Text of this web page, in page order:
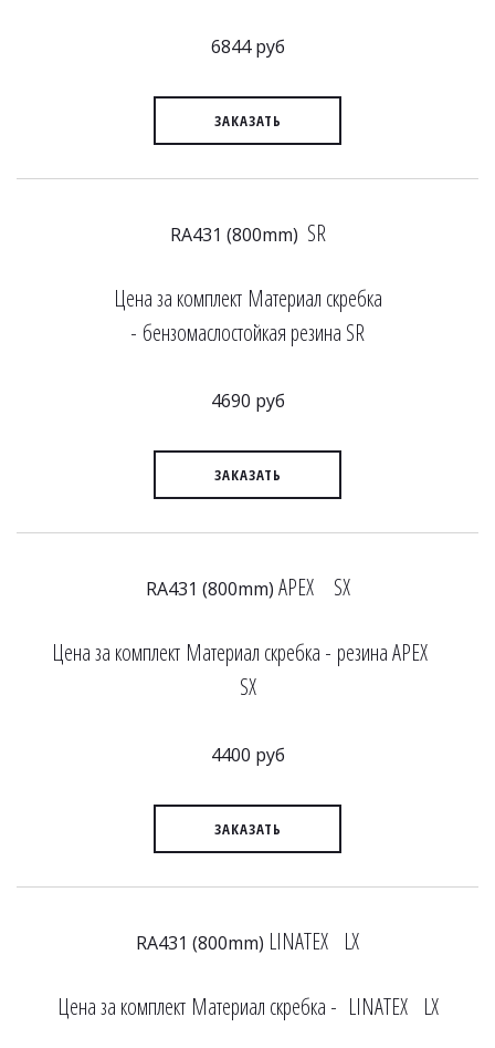
6844 руб
ЗАКАЗАТЬ
RA431 (800mm) SR
Цена за комплект Материал скребка
- бензомаслостойкая резина SR
4690 руб
ЗАКАЗАТЬ
RA431 (800mm) APEX SX
Цена за комплект Материал скребка - резина APEX
SX
4400 руб
ЗАКАЗАТЬ
RA431 (800mm) LINATEX LX
Цена за комплект Материал скребка - LINATEX LX